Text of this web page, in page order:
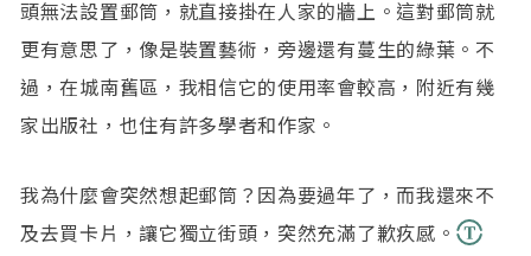
頭無法設置郵筒，就直接掛在人家的牆上。這對郵筒就
更有意思了，像是裝置藝術，旁邊還有蔓生的綠葉。不
過，在城南舊區，我相信它的使用率會較高，附近有幾
家出版社，也住有許多學者和作家。
我為什麼會突然想起郵筒？因為要過年了，而我還來不
及去買卡片，讓它獨立街頭，突然充滿了歉疚感。